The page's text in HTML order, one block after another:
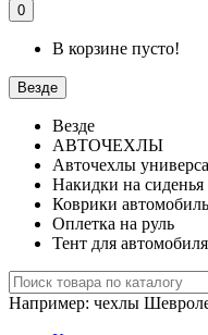
0
В корзине пусто!
Везде
Везде
АВТОЧЕХЛЫ
Авточехлы
Накидки на сиденья
Коврики
Оплетка на руль
Тент для автомобиля
Например: чехлы